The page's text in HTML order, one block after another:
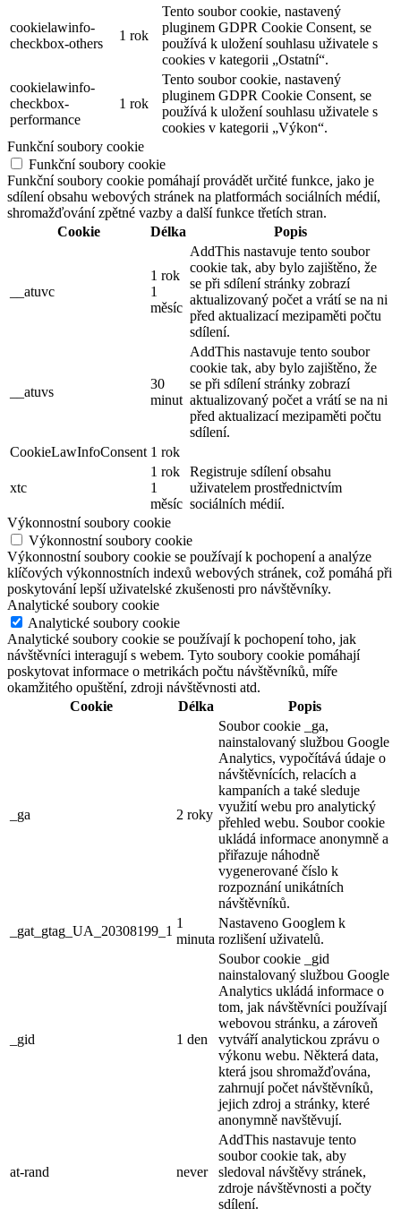
cookielawinfo-
checkbox-others
1 rok
Tento soubor cookie, nastavený
pluginem GDPR Cookie Consent, se
používá k uložení souhlasu uživatele s
cookies v kategorii „Ostatní“.
cookielawinfo-
checkbox-
performance
1 rok
Tento soubor cookie, nastavený
pluginem GDPR Cookie Consent, se
používá k uložení souhlasu uživatele s
cookies v kategorii „Výkon“.
Funkční soubory cookie
Funkční soubory cookie
Funkční soubory cookie pomáhají provádět určité funkce, jako je
sdílení obsahu webových stránek na platformách sociálních médií,
shromažďování zpětné vazby a další funkce třetích stran.
Cookie
Délka Popis
__atuvc
1 rok
1
měsíc
AddThis nastavuje tento soubor
cookie tak, aby bylo zajištěno, že
se při sdílení stránky zobrazí
aktualizovaný počet a vrátí se na ni
před aktualizací mezipaměti počtu
sdílení.
__atuvs
30
minut
AddThis nastavuje tento soubor
cookie tak, aby bylo zajištěno, že
se při sdílení stránky zobrazí
aktualizovaný počet a vrátí se na ni
před aktualizací mezipaměti počtu
sdílení.
CookieLawInfoConsent 1 rok
xtc
1 rok
1
měsíc
Registruje sdílení obsahu
uživatelem prostřednictvím
sociálních médií.
Výkonnostní soubory cookie
Výkonnostní soubory cookie
Výkonnostní soubory cookie se používají k pochopení a analýze
klíčových výkonnostních indexů webových stránek, což pomáhá při
poskytování lepší uživatelské zkušenosti pro návštěvníky.
Analytické soubory cookie
Analytické soubory cookie
Analytické soubory cookie se používají k pochopení toho, jak
návštěvníci interagují s webem. Tyto soubory cookie pomáhají
poskytovat informace o metrikách počtu návštěvníků, míře
okamžitého opuštění, zdroji návštěvnosti atd.
Cookie
Délka Popis
_ga 2 roky
Soubor cookie _ga,
nainstalovaný službou Google
Analytics, vypočítává údaje o
návštěvnících, relacích a
kampaních a také sleduje
využití webu pro analytický
přehled webu. Soubor cookie
ukládá informace anonymně a
přiřazuje náhodně
vygenerované číslo k
rozpoznání unikátních
návštěvníků.
_gat_gtag_UA_20308199_1
1
minuta
Nastaveno Googlem k
rozlišení uživatelů.
_gid 1 den
Soubor cookie _gid
nainstalovaný službou Google
Analytics ukládá informace o
tom, jak návštěvníci používají
webovou stránku, a zároveň
vytváří analytickou zprávu o
výkonu webu. Některá data,
která jsou shromažďována,
zahrnují počet návštěvníků,
jejich zdroj a stránky, které
anonymně navštěvují.
at-rand never
AddThis nastavuje tento
soubor cookie tak, aby
sledoval návštěvy stránek,
zdroje návštěvnosti a počty
sdílení.